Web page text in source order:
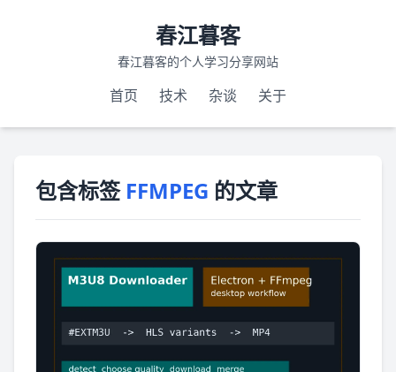
春江暮客
春江暮客的个人学习分享网站
首页 技术 杂谈 关于
包含标签 FFMPEG 的文章